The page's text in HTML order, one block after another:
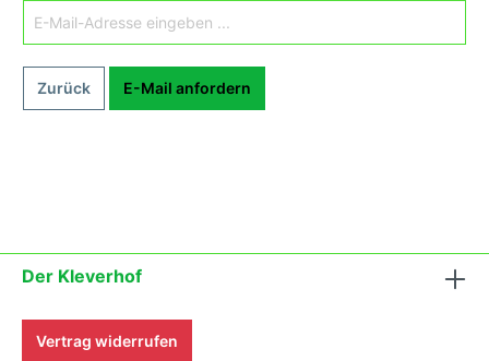
Zurück E-Mail anfordern
Der Kleverhof
Vertrag widerrufen